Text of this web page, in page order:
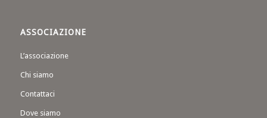
ASSOCIAZIONE
L’associazione
Chi siamo
Contattaci
Dove siamo